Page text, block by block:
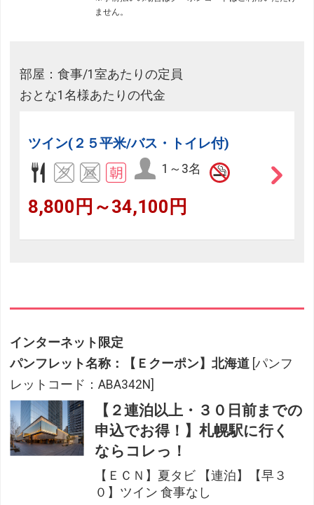
ません。
部屋：食事/1室あたりの定員
おとな1名様あたりの代金
ツイン(２５平米/バス・トイレ付)
1～3名
8,800円～34,100円
インターネット限定
パンフレット名称：【Ｅクーポン】北海道 [パンフ
レットコード：ABA342N]
【２連泊以上・３０日前までの
申込でお得！】札幌駅に行く
ならコレっ！
【ＥＣＮ】夏タビ 【連泊】【早３
０】ツイン 食事なし